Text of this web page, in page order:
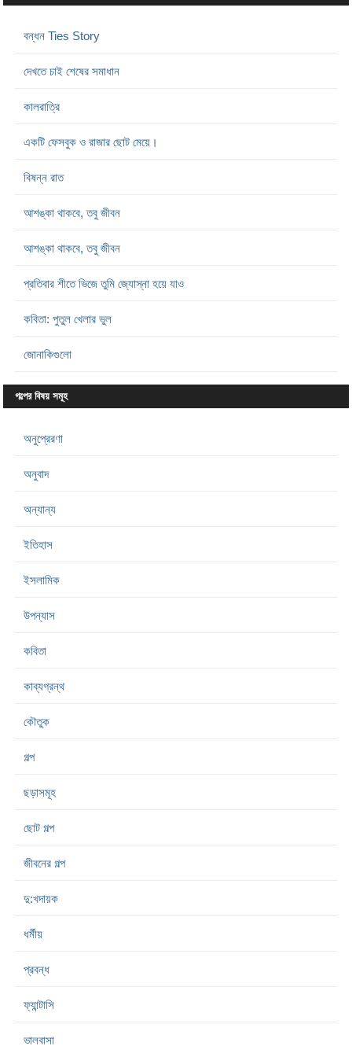
বন্ধন Ties Story
দেখতে চাই শেষের সমাধান
কালরাত্রি
একটি ফেসবুক ও রাজার ছোট মেয়ে।
বিষন্ন রাত
আশঙ্কা থাকবে, তবু জীবন
আশঙ্কা থাকবে, তবু জীবন
প্রতিবার শীতে ভিজে তুমি জ্যোস্না হয়ে যাও
কবিতা: পুতুল খেলার ভুল
জোনাকিগুলো
গল্পের বিষয় সমূহ
অনুপ্রেরণা
অনুবাদ
অন্যান্য
ইতিহাস
ইসলামিক
উপন্যাস
কবিতা
কাব্যগ্রন্থ
কৌতুক
গল্প
ছড়াসমূহ
ছোট গল্প
জীবনের গল্প
দু:খদায়ক
ধর্মীয়
প্রবন্ধ
ফ্যান্টাসি
ভালবাসা